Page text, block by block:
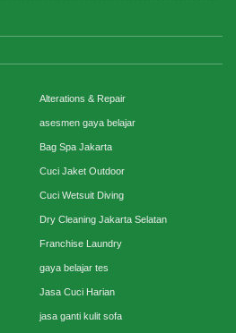
Alterations & Repair
asesmen gaya belajar
Bag Spa Jakarta
Cuci Jaket Outdoor
Cuci Wetsuit Diving
Dry Cleaning Jakarta Selatan
Franchise Laundry
gaya belajar tes
Jasa Cuci Harian
jasa ganti kulit sofa